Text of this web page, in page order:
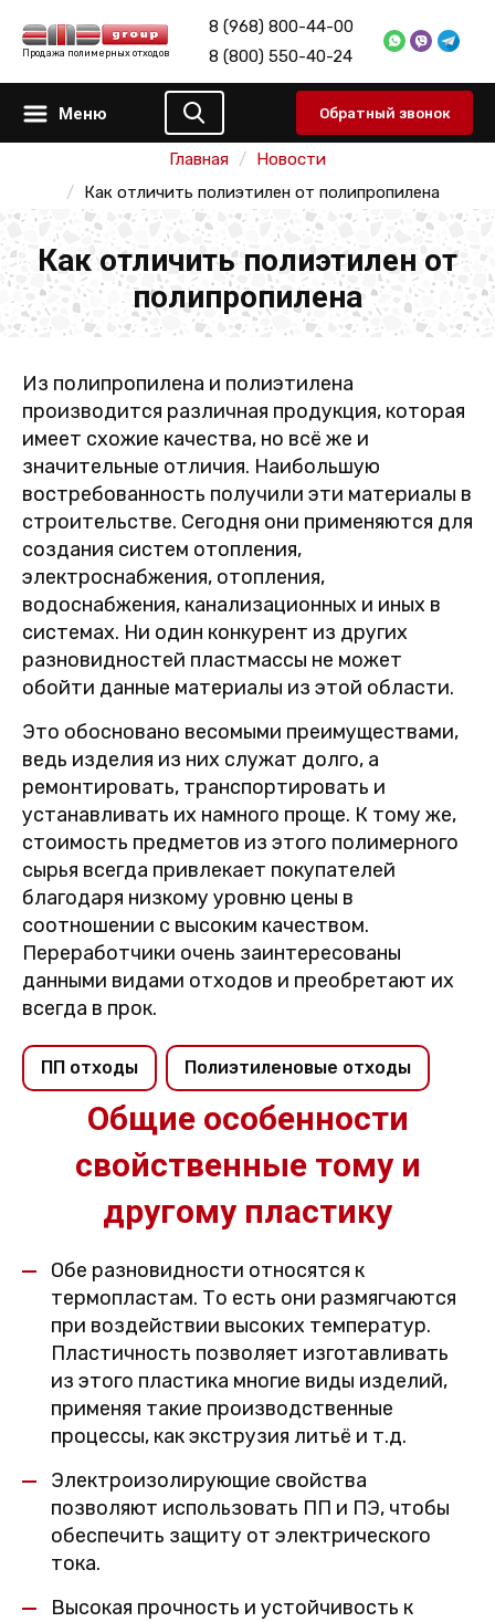
Продажа полимерных отходов
8 (968) 800-44-00
8 (800) 550-40-24
Меню Обратный звонок
Главная
Новости
Как отличить полиэтилен от полипропилена
Как отличить полиэтилен от
полипропилена
Из полипропилена и полиэтилена
производится различная продукция, которая
имеет схожие качества, но всё же и
значительные отличия. Наибольшую
востребованность получили эти материалы в
строительстве. Сегодня они применяются для
создания систем отопления,
электроснабжения, отопления,
водоснабжения, канализационных и иных в
системах. Ни один конкурент из других
разновидностей пластмассы не может
обойти данные материалы из этой области.
Это обосновано весомыми преимуществами,
ведь изделия из них служат долго, а
ремонтировать, транспортировать и
устанавливать их намного проще. К тому же,
стоимость предметов из этого полимерного
сырья всегда привлекает покупателей
благодаря низкому уровню цены в
соотношении с высоким качеством.
Переработчики очень заинтересованы
данными видами отходов и преобретают их
всегда в прок.
ПП отходы Полиэтиленовые отходы
Общие особенности
свойственные тому и
другому пластику
Обе разновидности относятся к
термопластам. То есть они размягчаются
при воздействии высоких температур.
Пластичность позволяет изготавливать
из этого пластика многие виды изделий,
применяя такие производственные
процессы, как экструзия литьё и т.д.
Электроизолирующие свойства
позволяют использовать ПП и ПЭ, чтобы
обеспечить защиту от электрического
тока.
Высокая прочность и устойчивость к